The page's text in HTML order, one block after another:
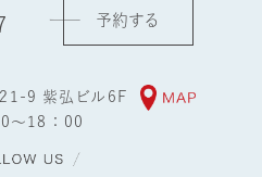
予約する
9 紫弘ビル6F
～18：00